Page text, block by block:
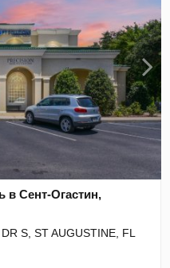
в Сент-Огастин,
S, ST AUGUSTINE, FL